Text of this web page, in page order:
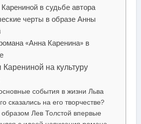
в судьбе автора
черты в образе Анны
«Анна Каренина» в
на культуру
события в жизни Льва
сказались на его творчестве?
Лев Толстой впервые